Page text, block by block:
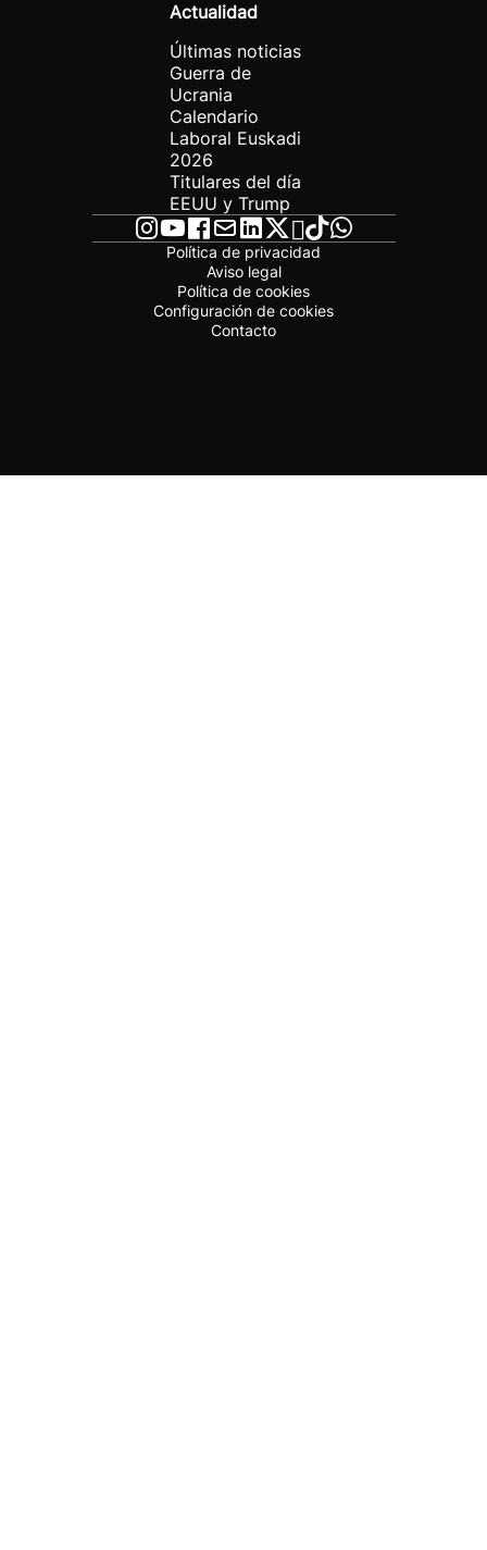
Actualidad
Últimas noticias
Guerra de
Ucrania
Calendario
Laboral Euskadi
2026
Titulares del día
EEUU y Trump
Política de privacidad
Aviso legal
Política de cookies
Configuración de cookies
Contacto